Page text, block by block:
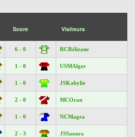
Score Visiteurs
6 - 0 RCRélizane
1 - 0 USMAlger
1 - 0 JSKabylie
2 - 0 MCOran
1 - 0 NCMagra
2 - 3 JSSaoura